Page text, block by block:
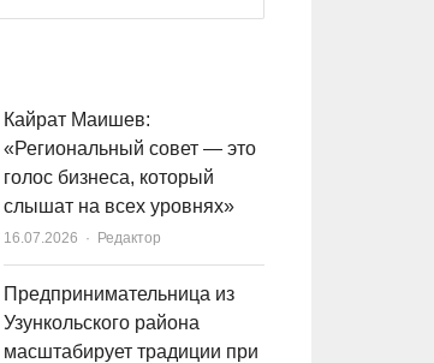
Кайрат Маишев:
«Региональный совет — это
голос бизнеса, который
слышат на всех уровнях»
16.07.2026 Author
Редактор
Предпринимательница из
Узункольского района
масштабирует традиции при